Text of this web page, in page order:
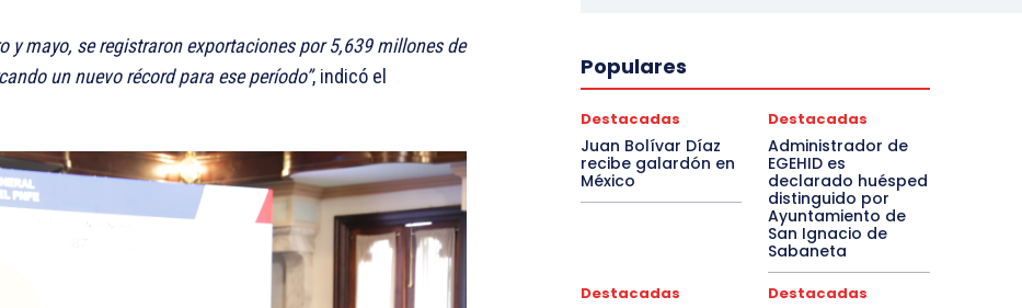
y mayo, se registraron exportaciones por 5,639 millones de
un nuevo récord para ese período”, indicó el
Populares
Destacadas
Juan Bolívar Díaz
recibe galardón en
México
Destacadas
Administrador de
EGEHID es
declarado huésped
distinguido por
Ayuntamiento de
San Ignacio de
Sabaneta
Destacadas Destacadas